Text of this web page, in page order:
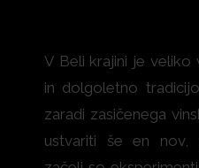
V Beli krajini je veliko
in dolgoletno
zaradi zasičenega
ustvariti še en nov,